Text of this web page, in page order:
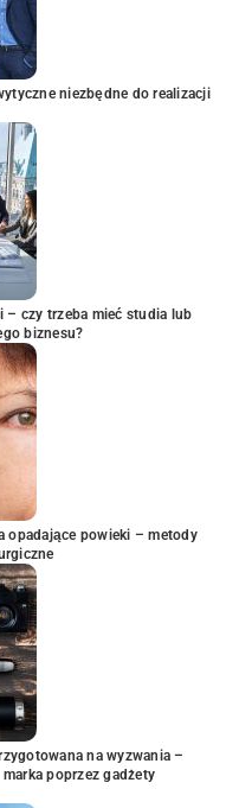
niezbędne do realizacji
– czy trzeba mieć studia lub
biznesu?
opadające powieki – metody
na wyzwania –
poprzez gadżety